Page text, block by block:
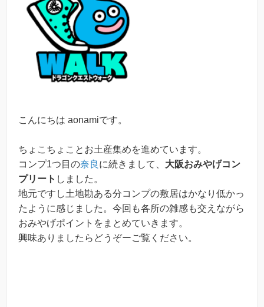
こんにちは aonamiです。
ちょこちょことお土産集めを進めています。
コンプ1つ目の奈良 に続きまして、 大阪おみやげコン
プリート しました。
地元ですし土地勘ある分コンプの敷居はかなり低かっ
たように感じました。今回も各所の雑感も交えながら
おみやげポイントをまとめていきます。
興味ありましたらどうぞーご覧ください。